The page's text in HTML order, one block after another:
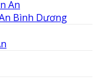
Bình Dương